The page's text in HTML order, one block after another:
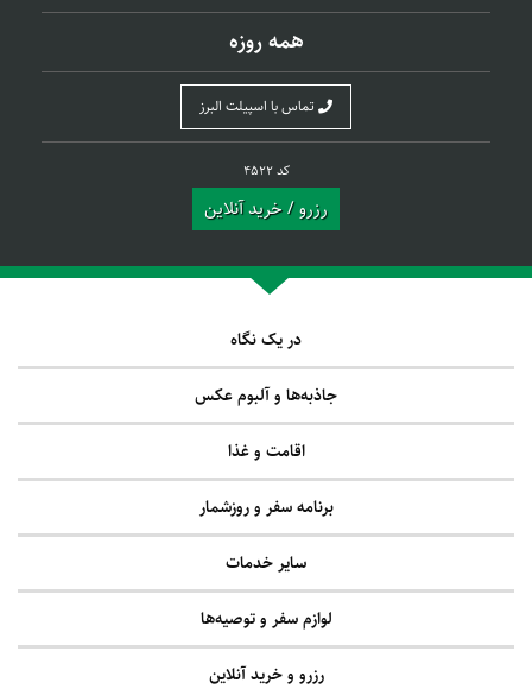
همه روزه
تماس با اسپیلت البرز
کد 4522
رزرو / خرید آنلاین
در یک نگاه
جاذبه‌ها و آلبوم عکس
اقامت و غذا
برنامه سفر و روزشمار
سایر خدمات
لوازم سفر و توصیه‌ها
رزرو و خرید آنلاین